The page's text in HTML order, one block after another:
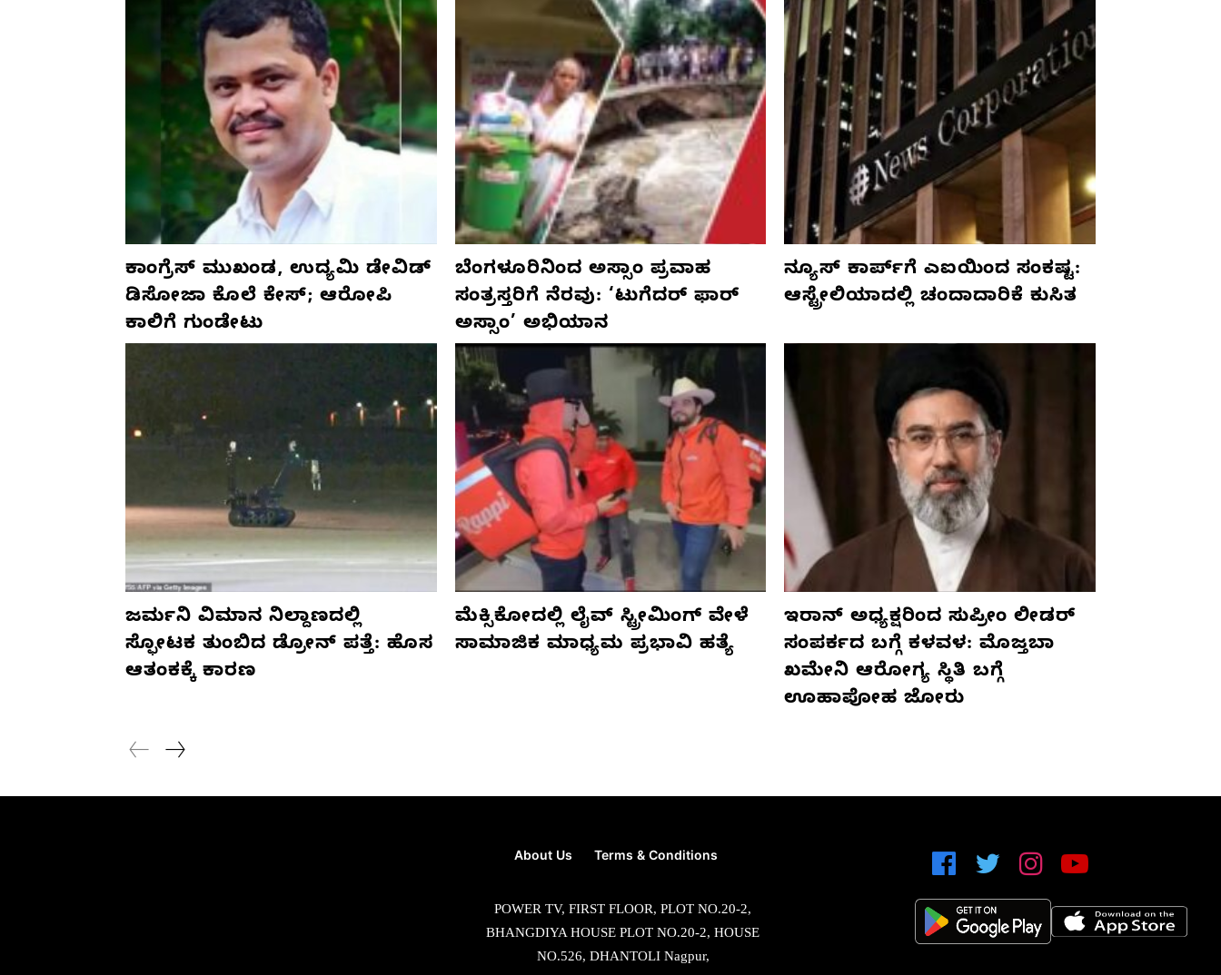
ಕಾಂಗ್ರೆಸ್‌ ಮುಖಂಡ, ಉದ್ಯಮಿ ಡೇವಿಡ್‌
ಡಿಸೋಜಾ ಕೊಲೆ ಕೇಸ್;‌ ಆರೋಪಿ
ಕಾಲಿಗೆ ಗುಂಡೇಟು
ಬೆಂಗಳೂರಿನಿಂದ ಅಸ್ಸಾಂ ಪ್ರವಾಹ
ಸಂತ್ರಸ್ತರಿಗೆ ನೆರವು: ‘ಟುಗೆದರ್ ಫಾರ್
ಅಸ್ಸಾಂ’ ಅಭಿಯಾನ
ನ್ಯೂಸ್ ಕಾರ್ಪ್‌ಗೆ ಎಐಯಿಂದ ಸಂಕಷ್ಟ:
ಆಸ್ಟ್ರೇಲಿಯಾದಲ್ಲಿ ಚಂದಾದಾರಿಕೆ ಕುಸಿತ
ಜರ್ಮನಿ ವಿಮಾನ ನಿಲ್ದಾಣದಲ್ಲಿ
ಸ್ಫೋಟಕ ತುಂಬಿದ ಡ್ರೋನ್ ಪತ್ತೆ: ಹೊಸ
ಆತಂಕಕ್ಕೆ ಕಾರಣ
ಮೆಕ್ಸಿಕೋದಲ್ಲಿ ಲೈವ್ ಸ್ಟ್ರೀಮಿಂಗ್ ವೇಳೆ
ಸಾಮಾಜಿಕ ಮಾಧ್ಯಮ ಪ್ರಭಾವಿ ಹತ್ಯೆ
ಇರಾನ್ ಅಧ್ಯಕ್ಷರಿಂದ ಸುಪ್ರೀಂ ಲೀಡರ್
ಸಂಪರ್ಕದ ಬಗ್ಗೆ ಕಳವಳ: ಮೊಜ್ತಬಾ
ಖಮೇನಿ ಆರೋಗ್ಯ ಸ್ಥಿತಿ ಬಗ್ಗೆ
ಊಹಾಪೋಹ ಜೋರು
About Us Terms & Conditions
POWER TV, FIRST FLOOR, PLOT NO.20-2,
BHANGDIYA HOUSE PLOT NO.20-2, HOUSE
NO.526, DHANTOLI Nagpur,